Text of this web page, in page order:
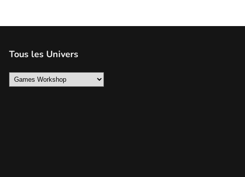
Tous les Univers